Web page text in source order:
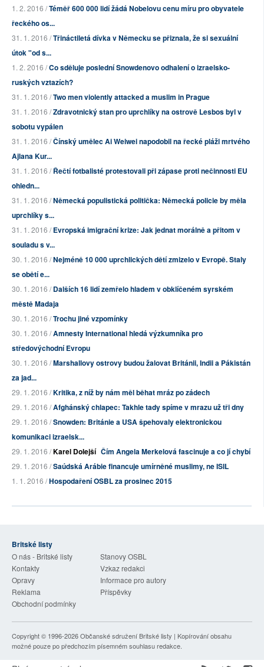
1. 2. 2016 /Téměř 600 000 lidí žádá Nobelovu cenu míru pro obyvatele
řeckého os...
31. 1. 2016 /Třináctiletá dívka v Německu se přiznala, že si sexuální
útok "od s...
1. 2. 2016 /Co sděluje poslední Snowdenovo odhalení o izraelsko-
ruských vztazích?
31. 1. 2016 /Two men violently attacked a muslim in Prague
31. 1. 2016 /Zdravotnický stan pro uprchlíky na ostrově Lesbos byl v
sobotu vypálen
31. 1. 2016 /Čínský umělec Ai Weiwei napodobil na řecké pláži mrtvého
Ajlana Kur...
31. 1. 2016 /Řečtí fotbalisté protestovali při zápase proti nečinnosti EU
ohledn...
31. 1. 2016 /Německá populistická politička: Německá policie by měla
uprchlíky s...
31. 1. 2016 /Evropská imigrační krize: Jak jednat morálně a přitom v
souladu s v...
30. 1. 2016 /Nejméně 10 000 uprchlických dětí zmizelo v Evropě. Staly
se obětí e...
30. 1. 2016 /Dalších 16 lidí zemřelo hladem v obklíčeném syrském
městě Madaja
30. 1. 2016 /Trochu jiné vzpomínky
30. 1. 2016 /Amnesty International hledá výzkumníka pro
středovýchodní Evropu
30. 1. 2016 /Marshallovy ostrovy budou žalovat Británii, Indii a Pákistán
za jad...
29. 1. 2016 /Kritika, z níž by nám měl běhat mráz po zádech
29. 1. 2016 /Afghánský chlapec: Takhle tady spíme v mrazu už tři dny
29. 1. 2016 /Snowden: Británie a USA špehovaly elektronickou
komunikaci izraelsk...
29. 1. 2016 /Karel Dolejší Čím Angela Merkelová fascinuje a co jí chybí
29. 1. 2016 /Saúdská Arábie financuje umírněné muslimy, ne ISIL
1. 1. 2016 /Hospodaření OSBL za prosinec 2015
Britské listy
O nás - Britské listy
Stanovy OSBL
Kontakty
Vzkaz redakci
Opravy
Informace pro autory
Reklama
Příspěvky
Obchodní podmínky
Copyright © 1996-2026Občanské sdružení Britské listy | Kopírování obsahu
možné pouze po předchozím písemném souhlasu redakce.